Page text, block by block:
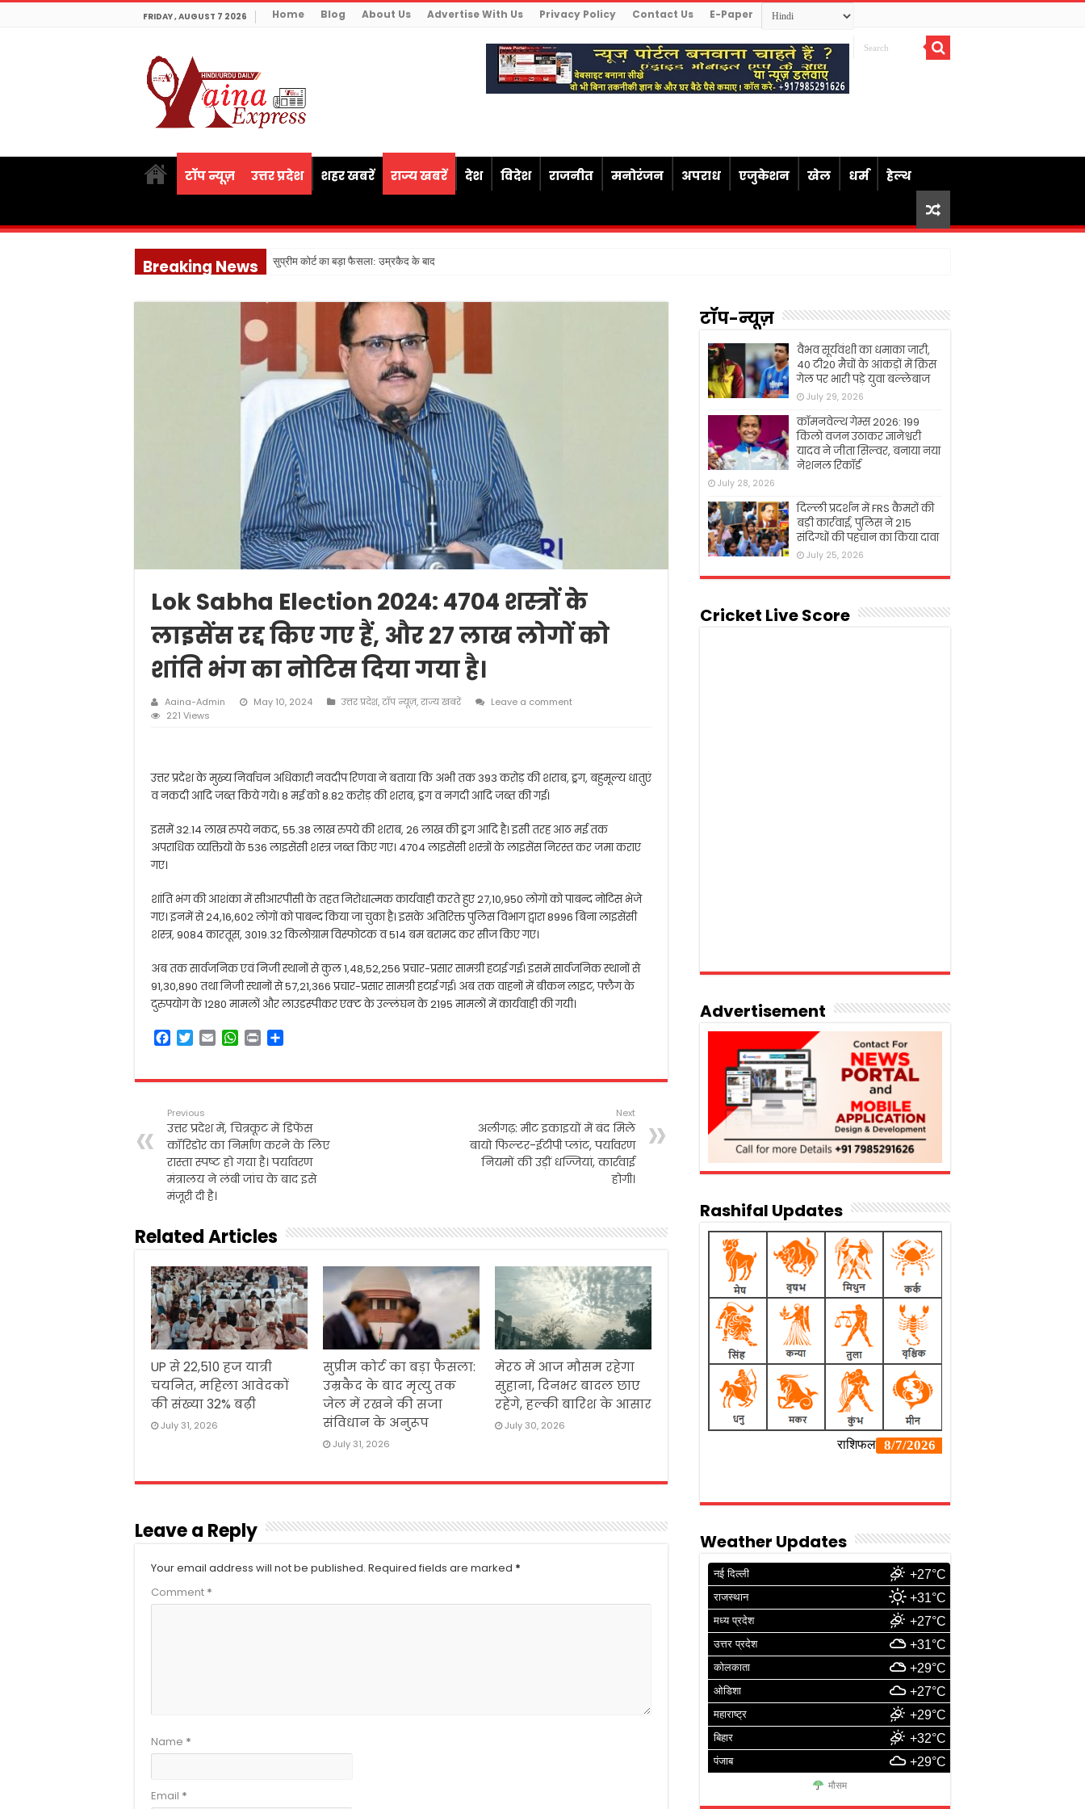
FRIDAY , AUGUST 7 2026 Home Blog About Us Advertise With Us Privacy Policy Contact Us E-Paper
टॉप न्यूज़ उत्तर प्रदेश शहर खबरें राज्य खबरें देश विदेश राजनीत मनोरंजन अपराध एजुकेशन खेल धर्म हेल्थ
Breaking News सुप्रीम कोर्ट का बड़ा फैसला: उम्रकैद के बाद मृत्यु तक जेल में रखने
Lok Sabha Election 2024: 4704 शस्त्रों के
लाइसेंस रद्द किए गए हैं, और 27 लाख लोगों को
शांति भंग का नोटिस दिया गया है।
Aaina-Admin May 10, 2024 उत्तर प्रदेश,टॉप न्यूज़,राज्य खबरें
Leave a comment
221 Views
उत्तर प्रदेश के मुख्य निर्वाचन अधिकारी नवदीप रिणवा ने बताया कि अभी तक 393 करोड़ की शराब, ड्रग, बहुमूल्य धातुएं
व नकदी आदि जब्त किये गये। 8 मई को 8.82 करोड़ की शराब, ड्रग व नगदी आदि जब्त की गई।
इसमें 32.14 लाख रुपये नकद, 55.38 लाख रुपये की शराब, 26 लाख की ड्रग आदि है। इसी तरह आठ मई तक
अपराधिक व्यक्तियों के 536 लाइसेंसी शस्त्र जब्त किए गए। 4704 लाइसेंसी शस्त्रों के लाइसेंस निरस्त कर जमा कराए
गए।
शांति भंग की आशंका में सीआरपीसी के तहत निरोधात्मक कार्यवाही करते हुए 27,10,950 लोगों को पाबन्द नोटिस भेजे
गए। इनमें से 24,16,602 लोगों को पाबन्द किया जा चुका है। इसके अतिरिक्त पुलिस विभाग द्वारा 8996 बिना लाइसेंसी
शस्त्र, 9084 कारतूस, 3019.32 किलोग्राम विस्फोटक व 514 बम बरामद कर सीज किए गए।
अब तक सार्वजनिक एवं निजी स्थानों से कुल 1,48,52,256 प्रचार-प्रसार सामग्री हटाई गई। इसमें सार्वजनिक स्थानों से
91,30,890 तथा निजी स्थानों से 57,21,366 प्रचार-प्रसार सामग्री हटाई गई। अब तक वाहनों में बीकन लाइट, फ्लैग के
दुरुपयोग के 1280 मामलों और लाउडस्पीकर एक्ट के उल्लंघन के 2195 मामलों में कार्यवाही की गयी।
F
e
o
o
k
T
t
e
r
E
i
W
t
A
p
p
P
n
r
Previous
उत्तर प्रदेश में, चित्रकूट में डिफेंस
कॉरिडोर का निर्माण करने के लिए
रास्ता स्पष्ट हो गया है। पर्यावरण
मंत्रालय ने लंबी जांच के बाद इसे
मंजूरी दी है।
Next
अलीगढ़: मीट इकाइयों में बंद मिले
बायो फिल्टर-ईटीपी प्लांट, पर्यावरण
नियमों की उड़ीं धज्जियां, कार्रवाई
होगी।
Related Articles
UP से 22,510 हज यात्री
चयनित, महिला आवेदकों
की संख्या 32% बढ़ी
July 31, 2026
सुप्रीम कोर्ट का बड़ा फैसला:
उम्रकैद के बाद मृत्यु तक
जेल में रखने की सजा
संविधान के अनुरूप
July 31, 2026
मेरठ में आज मौसम रहेगा
सुहाना, दिनभर बादल छाए
रहेंगे, हल्की बारिश के आसार
July 30, 2026
Leave a Reply
Your email address will not be published. Required fields are marked *
Comment *
Name *
Email *
टॉप-न्यूज़
वैभव सूर्यवंशी का धमाका जारी,
40 टी20 मैचों के आंकड़ों में क्रिस
गेल पर भारी पड़े युवा बल्लेबाज
July 29, 2026
कॉमनवेल्थ गेम्स 2026: 199
किलो वजन उठाकर ज्ञानेश्वरी
यादव ने जीता सिल्वर, बनाया नया
नेशनल रिकॉर्ड
July 28, 2026
दिल्ली प्रदर्शन में FRS कैमरों की
बड़ी कार्रवाई, पुलिस ने 215
संदिग्धों की पहचान का किया दावा
July 25, 2026
Cricket Live Score
Advertisement
Rashifal Updates
Weather Updates
नई दिल्ली +27°C
राजस्थान +31°C
मध्य प्रदेश +27°C
उत्तर प्रदेश +31°C
कोलकाता +29°C
ओडिशा +27°C
महाराष्ट्र +29°C
बिहार +32°C
पंजाब +29°C
मौसम